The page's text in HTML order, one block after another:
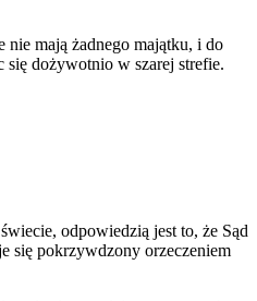
nie mają żadnego majątku, i do
się dożywotnio w szarej strefie.
odpowiedzią jest to, że Sąd
się pokrzywdzony orzeczeniem